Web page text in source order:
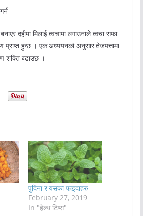
दहीमा मिलाई त्वचामा लगाउनाले त्वचा सफा
प्राप्त हुन्छ । एक अध्ययनको अनुसार तेजपत्तामा
शक्ति बढाउछ ।
पुदिना र यसका फाइदाहरु
February 27, 2019
In "हेल्थ टिप्स"